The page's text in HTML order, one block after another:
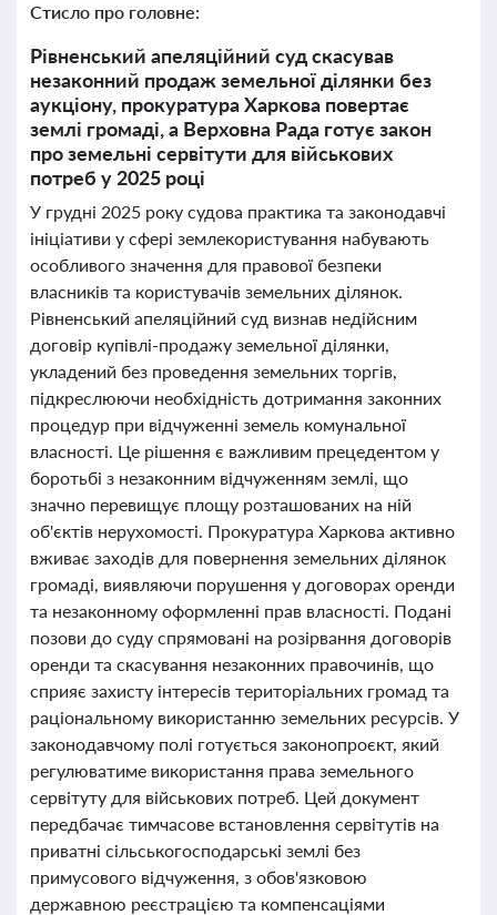
Стисло про головне:
Рівненський апеляційний суд скасував
незаконний продаж земельної ділянки без
аукціону, прокуратура Харкова повертає
землі громаді, а Верховна Рада готує закон
про земельні сервітути для військових
потреб у 2025 році
У грудні 2025 року судова практика та законодавчі
ініціативи у сфері землекористування набувають
особливого значення для правової безпеки
власників та користувачів земельних ділянок.
Рівненський апеляційний суд визнав недійсним
договір купівлі-продажу земельної ділянки,
укладений без проведення земельних торгів,
підкреслюючи необхідність дотримання законних
процедур при відчуженні земель комунальної
власності. Це рішення є важливим прецедентом у
боротьбі з незаконним відчуженням землі, що
значно перевищує площу розташованих на ній
об'єктів нерухомості. Прокуратура Харкова активно
вживає заходів для повернення земельних ділянок
громаді, виявляючи порушення у договорах оренди
та незаконному оформленні прав власності. Подані
позови до суду спрямовані на розірвання договорів
оренди та скасування незаконних правочинів, що
сприяє захисту інтересів територіальних громад та
раціональному використанню земельних ресурсів. У
законодавчому полі готується законопроєкт, який
регулюватиме використання права земельного
сервітуту для військових потреб. Цей документ
передбачає тимчасове встановлення сервітутів на
приватні сільськогосподарські землі без
примусового відчуження, з обов'язковою
державною реєстрацією та компенсаціями